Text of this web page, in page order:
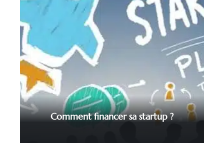
Comment financer sa startup ?